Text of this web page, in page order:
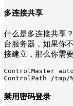
多连接共享
什么是多连接共享
台服务器，如果你
接建立，那么你需
ControlMaster auto
ControlPath /tmp/
禁用密码登录